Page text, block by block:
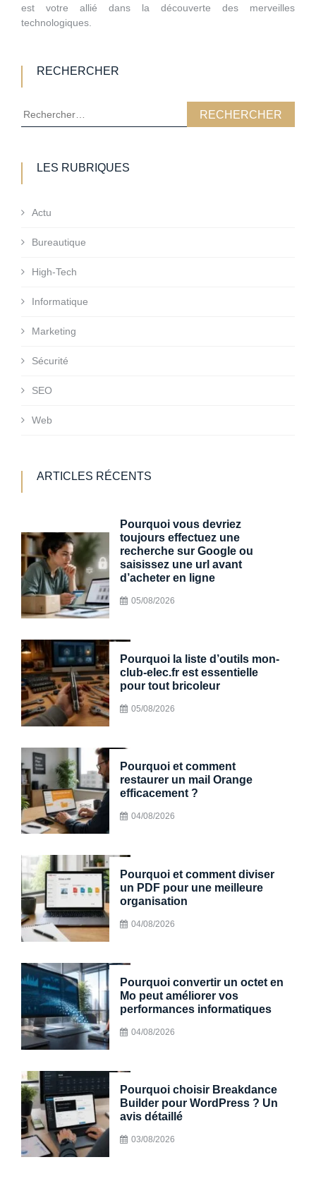
est votre allié dans la découverte des merveilles
technologiques.
RECHERCHER
Rechercher :
LES RUBRIQUES
Actu
Bureautique
High-Tech
Informatique
Marketing
Sécurité
SEO
Web
ARTICLES RÉCENTS
Pourquoi vous devriez
toujours effectuez une
recherche sur Google ou
saisissez une url avant
d’acheter en ligne
05/08/2026
Pourquoi la liste d’outils mon-
club-elec.fr est essentielle
pour tout bricoleur
05/08/2026
Pourquoi et comment
restaurer un mail Orange
efficacement ?
04/08/2026
Pourquoi et comment diviser
un PDF pour une meilleure
organisation
04/08/2026
Pourquoi convertir un octet en
Mo peut améliorer vos
performances informatiques
04/08/2026
Pourquoi choisir Breakdance
Builder pour WordPress ? Un
avis détaillé
03/08/2026